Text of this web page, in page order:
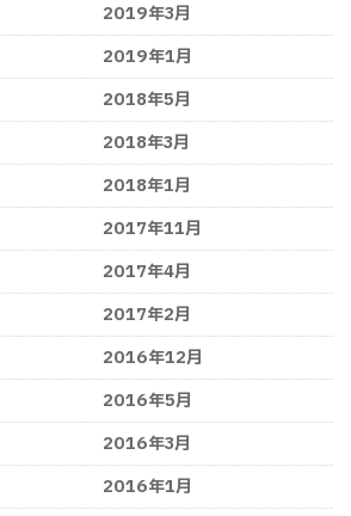
2019年3月
2019年1月
2018年5月
2018年3月
2018年1月
2017年11月
2017年4月
2017年2月
2016年12月
2016年5月
2016年3月
2016年1月